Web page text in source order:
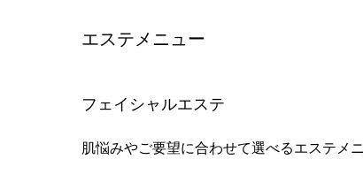
エステメニュー
フェイシャルエステ
肌悩みやご要望に合わせて選べるエステメニ